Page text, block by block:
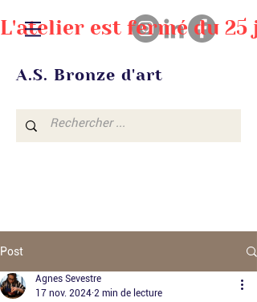
A.S. Bronze d'art
L'atelier est fermé du
Post
Agnes Sevestre
17 nov. 2024 2 min de lecture